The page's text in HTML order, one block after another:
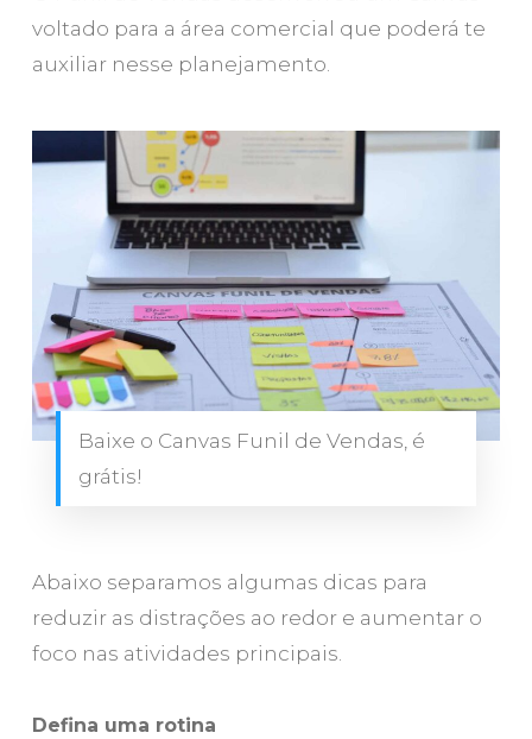
voltado para a área comercial que poderá te
auxiliar nesse planejamento.
Baixe o Canvas Funil de Vendas, é
grátis!
Abaixo separamos algumas dicas para
reduzir as distrações ao redor e aumentar o
foco nas atividades principais.
Defina uma rotina